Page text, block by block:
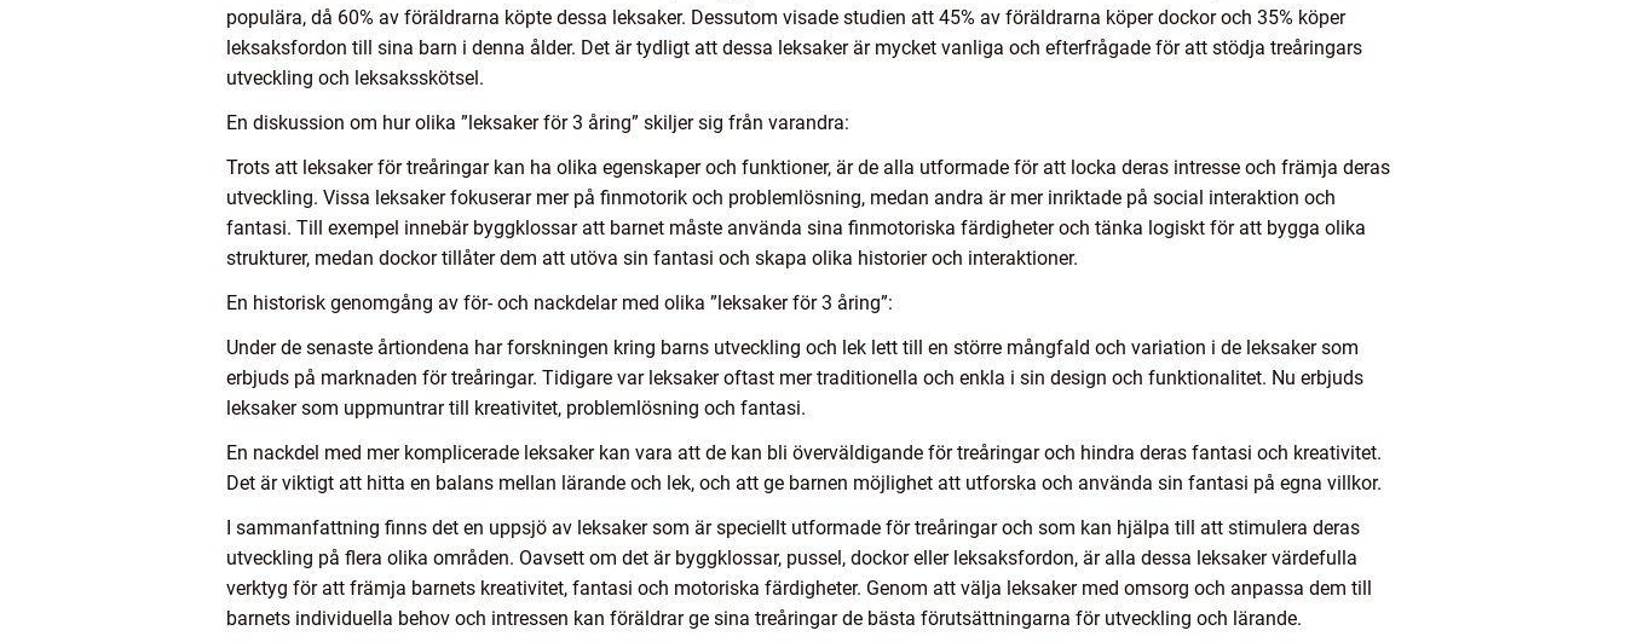
populära, då 60% av föräldrarna köpte dessa leksaker. Dessutom visade studien att 45% av föräldrarna köper dockor och 35% köper
leksaksfordon till sina barn i denna ålder. Det är tydligt att dessa leksaker är mycket vanliga och efterfrågade för att stödja treåringars
utveckling och leksaksskötsel.
En diskussion om hur olika ”leksaker för 3 åring” skiljer sig från varandra:
Trots att leksaker för treåringar kan ha olika egenskaper och funktioner, är de alla utformade för att locka deras intresse och främja deras
utveckling. Vissa leksaker fokuserar mer på finmotorik och problemlösning, medan andra är mer inriktade på social interaktion och
fantasi. Till exempel innebär byggklossar att barnet måste använda sina finmotoriska färdigheter och tänka logiskt för att bygga olika
strukturer, medan dockor tillåter dem att utöva sin fantasi och skapa olika historier och interaktioner.
En historisk genomgång av för- och nackdelar med olika ”leksaker för 3 åring”:
Under de senaste årtiondena har forskningen kring barns utveckling och lek lett till en större mångfald och variation i de leksaker som
erbjuds på marknaden för treåringar. Tidigare var leksaker oftast mer traditionella och enkla i sin design och funktionalitet. Nu erbjuds
leksaker som uppmuntrar till kreativitet, problemlösning och fantasi.
En nackdel med mer komplicerade leksaker kan vara att de kan bli överväldigande för treåringar och hindra deras fantasi och kreativitet.
Det är viktigt att hitta en balans mellan lärande och lek, och att ge barnen möjlighet att utforska och använda sin fantasi på egna villkor.
I sammanfattning finns det en uppsjö av leksaker som är speciellt utformade för treåringar och som kan hjälpa till att stimulera deras
utveckling på flera olika områden. Oavsett om det är byggklossar, pussel, dockor eller leksaksfordon, är alla dessa leksaker värdefulla
verktyg för att främja barnets kreativitet, fantasi och motoriska färdigheter. Genom att välja leksaker med omsorg och anpassa dem till
barnets individuella behov och intressen kan föräldrar ge sina treåringar de bästa förutsättningarna för utveckling och lärande.